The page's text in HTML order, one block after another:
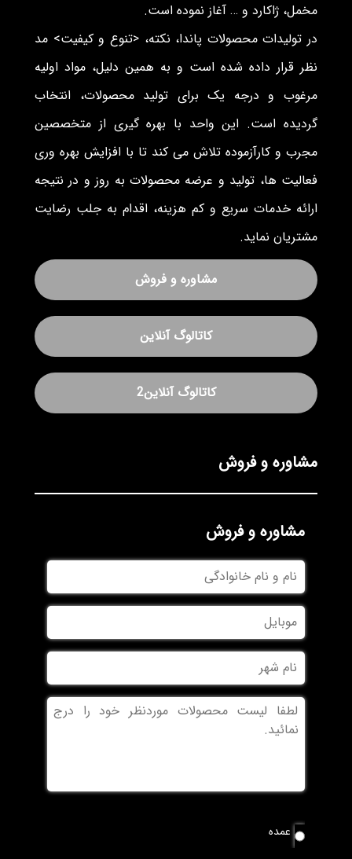
مخمل، ژاکارد و … آغاز نموده است.
در تولیدات محصولات پاندا، نکته، <تنوع و کیفیت> مد
نظر قرار داده شده است و به همین دلیل، مواد اولیه
مرغوب و درجه یک برای تولید محصولات، انتخاب
گردیده است. این واحد با بهره گیری از متخصصین
مجرب و کارآزموده تلاش می کند تا با افزایش بهره وری
فعالیت ها، تولید و عرضه محصولات به روز و در نتیجه
ارائه خدمات سریع و کم هزینه، اقدام به جلب رضایت
مشتریان نماید.
مشاوره و فروش
کاتالوگ آنلاین
کاتالوگ آنلاین2
مشاوره و فروش
مشاوره و فروش
نام
و
نام
خانوادگی
موبایل
نام
شهر
بدون
عنوان
نوع
سفارش
عمده